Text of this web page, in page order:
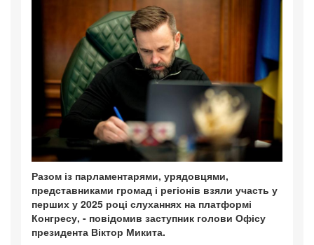
Разом із парламентарями, урядовцями,
представниками громад і регіонів взяли участь у
перших у 2025 році слуханнях на платформі
Конгресу, - повідомив заступник голови Офісу
президента Віктор Микита.